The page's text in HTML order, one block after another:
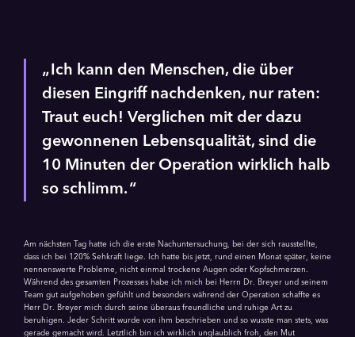
Ich kann den Menschen, die über
diesen Eingriff nachdenken, nur raten:
Traut euch! Verglichen mit der dazu
gewonnenen Lebensqualität, sind die
10 Minuten der Operation wirklich halb
so schlimm.
Am nächsten Tag hatte ich die erste Nachuntersuchung, bei der sich rausstellte,
dass ich bei 120% Sehkraft liege. Ich hatte bis jetzt, rund einen Monat später, keine
nennenswerte Probleme, nicht einmal trockene Augen oder Kopf­schmer­zen.
Während des gesamten Prozesses habe ich mich bei Herrn Dr. Breyer und seinem
Team gut aufgehoben gefühlt und besonders während der Operation schaffte es
Herr Dr. Breyer mich durch seine überaus freundliche und ruhige Art zu
beruhigen. Jeder Schritt wurde von ihm beschrieben und so wusste man stets, was
gerade gemacht wird. Letztlich bin ich wirklich unglaublich froh, den Mut